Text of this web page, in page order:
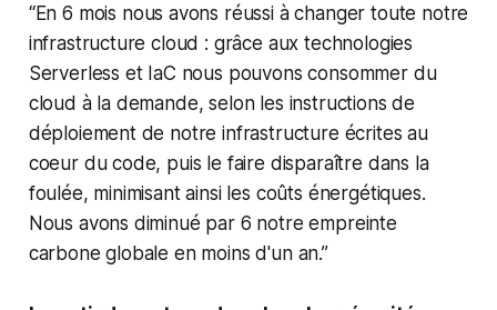
“En 6 mois nous avons réussi à changer toute notre
infrastructure cloud : grâce aux technologies
Serverless et IaC nous pouvons consommer du
cloud à la demande, selon les instructions de
déploiement de notre infrastructure écrites au
coeur du code, puis le faire disparaître dans la
foulée, minimisant ainsi les coûts énergétiques.
Nous avons diminué par 6 notre empreinte
carbone globale en moins d'un an.”